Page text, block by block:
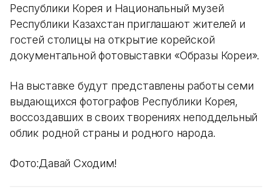
Республики Корея и Национальный музей
Республики Казахстан приглашают жителей и
гостей столицы на открытие корейской
документальной фотовыставки «Образы Кореи».
На выставке будут представлены работы семи
выдающихся фотографов Республики Корея,
воссоздавших в своих творениях неподдельный
облик родной страны и родного народа.
Фото:Давай Сходим!